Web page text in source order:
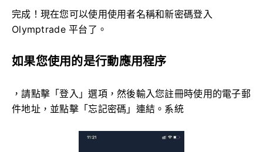
完成！現在您可以使用使用者名稱和新密碼登入
Olymptrade 平台了。
如果您使用的是行動應用程序
，請點擊「登入」選項，然後輸入您註冊時使用的電子郵
件地址，並點擊「忘記密碼」連結。系統